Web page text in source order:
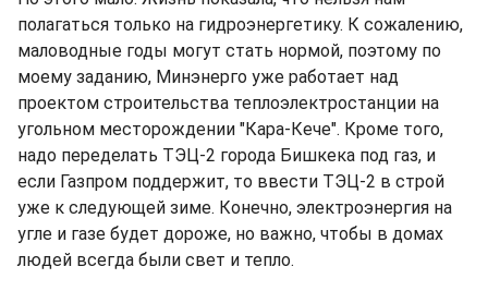
полагаться только на гидроэнергетику. К сожалению,
маловодные годы могут стать нормой, поэтому по
моему заданию, Минэнерго уже работает над
проектом строительства теплоэлектростанции на
угольном месторождении "Кара-Кече". Кроме того,
надо переделать ТЭЦ-2 города Бишкека под газ, и
если Газпром поддержит, то ввести ТЭЦ-2 в строй
уже к следующей зиме. Конечно, электроэнергия на
угле и газе будет дороже, но важно, чтобы в домах
людей всегда были свет и тепло.